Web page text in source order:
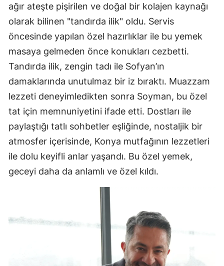
ağır ateşte pişirilen ve doğal bir kolajen kaynağı
olarak bilinen "tandırda ilik" oldu. Servis
öncesinde yapılan özel hazırlıklar ile bu yemek
masaya gelmeden önce konukları cezbetti.
Tandırda ilik, zengin tadı ile Sofyan’ın
damaklarında unutulmaz bir iz bıraktı. Muazzam
lezzeti deneyimledikten sonra Soyman, bu özel
tat için memnuniyetini ifade etti. Dostları ile
paylaştığı tatlı sohbetler eşliğinde, nostaljik bir
atmosfer içerisinde, Konya mutfağının lezzetleri
ile dolu keyifli anlar yaşandı. Bu özel yemek,
geceyi daha da anlamlı ve özel kıldı.